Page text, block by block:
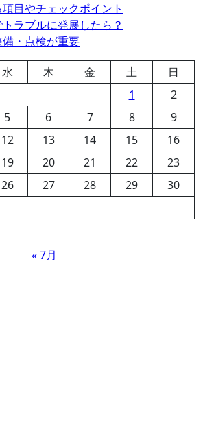
目やチェックポイント
ラブルに発展したら？
・点検が重要
水 木 金 土
日
1
2
5 6 7 8
9
12 13 14 15
16
19 20 21 22
23
26 27 28 29
30
« 7月